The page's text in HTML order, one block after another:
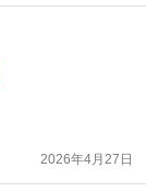
2026年4月27日